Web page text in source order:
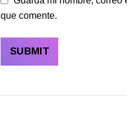
que comente.